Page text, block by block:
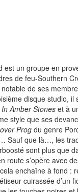
est un groupe en
de feu-Southern
notable de ses
disque studio, il
Amber Stones et à
style que ses
Prog du genre
Sauf que là…, les
sont plus que
route s’opère avec
enchaîne à fond :
cuirassée d’un